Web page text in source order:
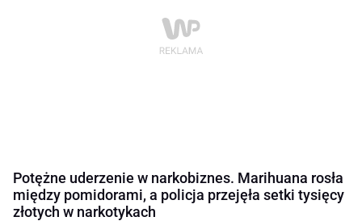
Potężne uderzenie w narkobiznes. Marihuana rosła
między pomidorami, a policja przejęła setki tysięcy
złotych w narkotykach